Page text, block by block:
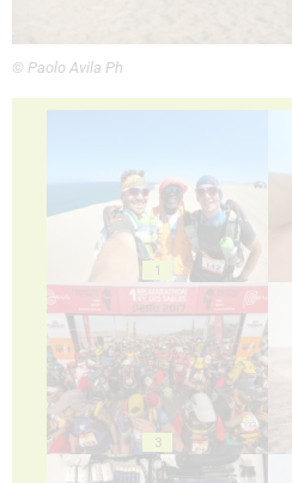
© Paolo Avila Ph
1
3